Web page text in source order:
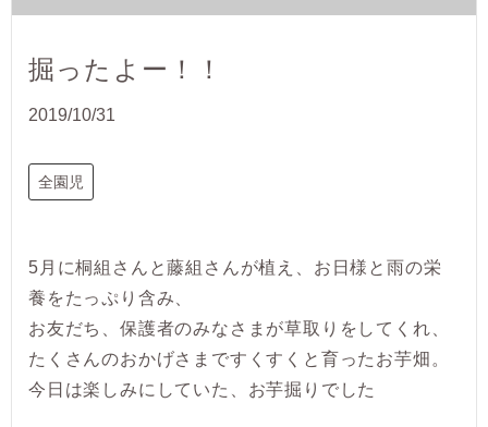
掘ったよー！！
2019/10/31
全園児
5月に桐組さんと藤組さんが植え、お日様と雨の栄
養をたっぷり含み、
お友だち、保護者のみなさまが草取りをしてくれ、
たくさんのおかげさまですくすくと育ったお芋畑。
今日は楽しみにしていた、お芋掘りでした